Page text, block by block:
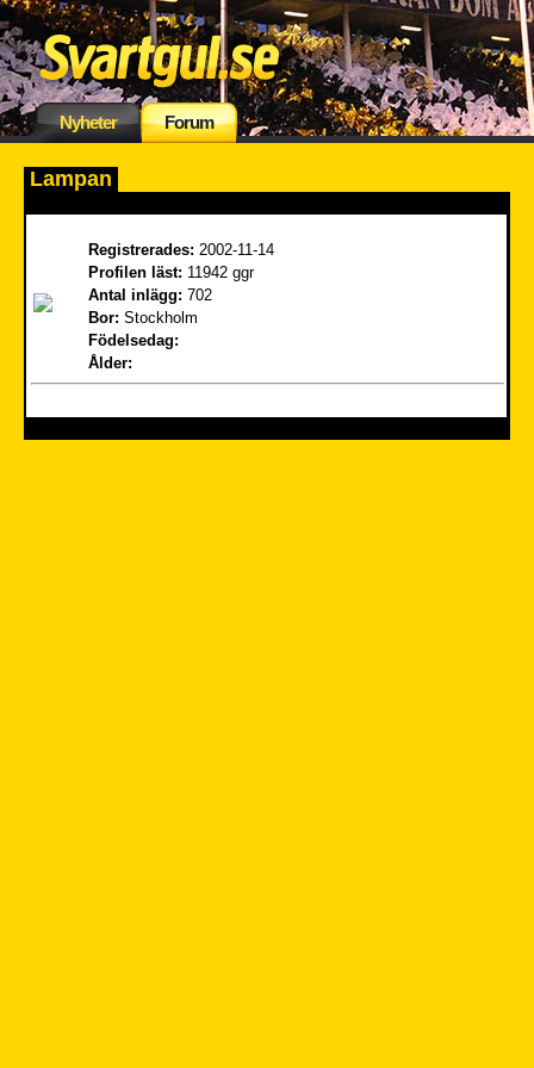
Nyheter Forum
Lampan
Registrerades: 2002-11-14
Profilen läst: 11942 ggr
Antal inlägg: 702
Bor: Stockholm
Födelsedag:
Ålder: